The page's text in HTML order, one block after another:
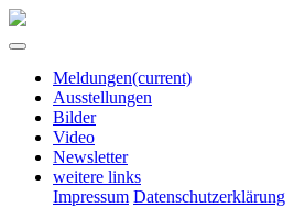
Meldungen(current)
Ausstellungen
Bilder
Video
Newsletter
weitere links
Impressum Datenschutzerklärung